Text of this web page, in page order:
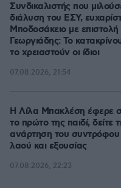
Συνδικαλιστής που
διάλυση του ΕΣΥ,
Μποδοσάκειο με επιστολή
Γεωργιάδης: Το
το χρειαστούν οι ίδιοι
07.08.2026, 21:54
Η Λίλα Μπακλέση έφερε
το πρώτο της παιδί, δείτε
ανάρτηση του συντρόφου
λαού και εξουσίας
07.08.2026, 22:23